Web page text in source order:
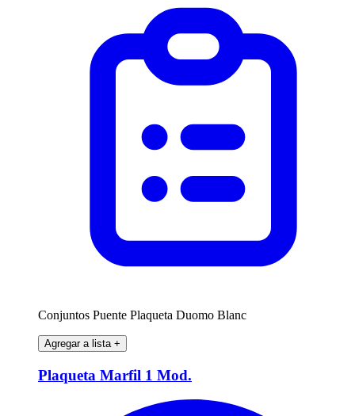
Conjuntos Puente Plaqueta Duomo Blanc
Agregar a lista +
Plaqueta Marfil 1 Mod.